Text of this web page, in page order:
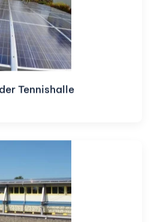
Tennishalle